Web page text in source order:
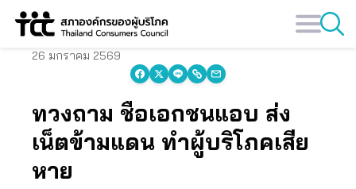
Skip
26 มกราคม 2569
ทวงถาม ชื่อเอกชนแอบ ส่ง
เน็ตข้ามแดน ทำผู้บริโภคเสีย
หาย